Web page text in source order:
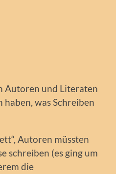
Autoren und Literaten
was Schreiben
Autoren müssten
schreiben (es ging um
die